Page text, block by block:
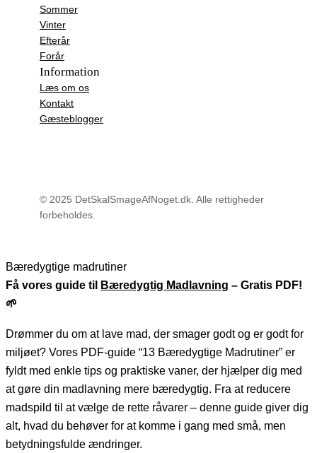
Sommer
Vinter
Efterår
Forår
Information
Læs om os
Kontakt
Gæsteblogger
© 2025 DetSkalSmageAfNoget.dk. Alle rettigheder
forbeholdes.
Bæredygtige madrutiner
Få vores guide til
Bæredygtig Madlavning – Gratis PDF!
🌱
Drømmer du om at lave mad, der smager godt og er godt for
miljøet? Vores PDF-guide “13 Bæredygtige Madrutiner” er
fyldt med enkle tips og praktiske vaner, der hjælper dig med
at gøre din madlavning mere bæredygtig. Fra at reducere
madspild til at vælge de rette råvarer – denne guide giver dig
alt, hvad du behøver for at komme i gang med små, men
betydningsfulde ændringer.